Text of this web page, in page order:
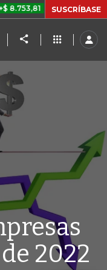
+2,19% TASA DE
SUSCRÍBASE
2022